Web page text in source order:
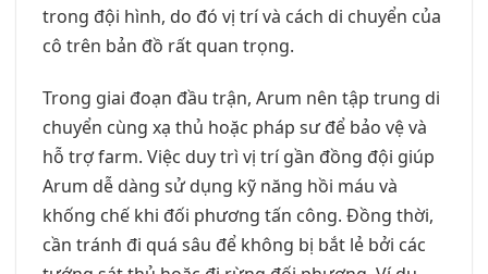
trong đội hình, do đó vị trí và cách di chuyển của
cô trên bản đồ rất quan trọng.
Trong giai đoạn đầu trận, Arum nên tập trung di
chuyển cùng xạ thủ hoặc pháp sư để bảo vệ và
hỗ trợ farm. Việc duy trì vị trí gần đồng đội giúp
Arum dễ dàng sử dụng kỹ năng hồi máu và
khống chế khi đối phương tấn công. Đồng thời,
cần tránh đi quá sâu để không bị bắt lẻ bởi các